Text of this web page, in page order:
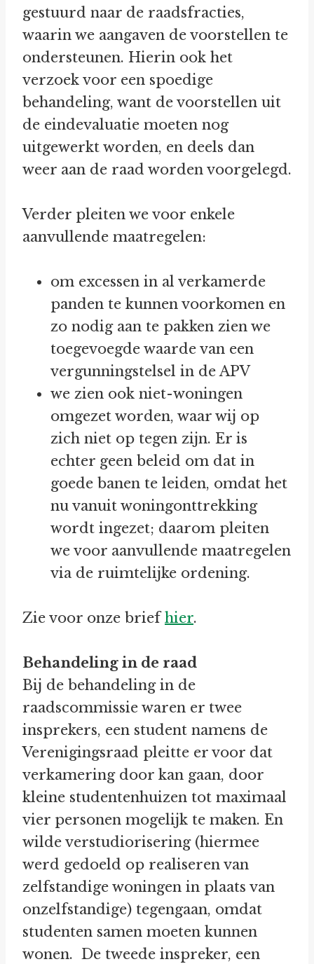
gestuurd naar de raadsfracties,
waarin we aangaven de voorstellen te
ondersteunen. Hierin ook het
verzoek voor een spoedige
behandeling, want de voorstellen uit
de eindevaluatie moeten nog
uitgewerkt worden, en deels dan
weer aan de raad worden voorgelegd.
Verder pleiten we voor enkele
aanvullende maatregelen:
om excessen in al verkamerde
panden te kunnen voorkomen en
zo nodig aan te pakken zien we
toegevoegde waarde van een
vergunningstelsel in de APV
we zien ook niet-woningen
omgezet worden, waar wij op
zich niet op tegen zijn. Er is
echter geen beleid om dat in
goede banen te leiden, omdat het
nu vanuit woningonttrekking
wordt ingezet; daarom pleiten
we voor aanvullende maatregelen
via de ruimtelijke ordening.
Zie voor onze briefhier.
Behandeling in de raad
Bij de behandeling in de
raadscommissie waren er twee
insprekers, een student namens de
Verenigingsraad pleitte er voor dat
verkamering door kan gaan, door
kleine studentenhuizen tot maximaal
vier personen mogelijk te maken. En
wilde verstudiorisering (hiermee
werd gedoeld op realiseren van
zelfstandige woningen in plaats van
onzelfstandige) tegengaan, omdat
studenten samen moeten kunnen
wonen. De tweede inspreker, een